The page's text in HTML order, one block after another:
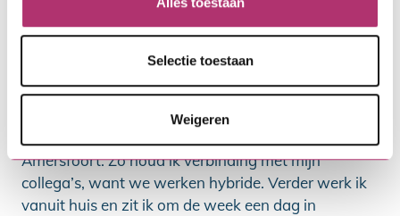
Selectie toestaan
Weigeren
doen. Van mijn collega’s steek ik ook veel op. Zo
leren we van elkaars ervaring.”
Vrijheid in werktijden en locatie
Amersfoort. Zo houd ik verbinding met mijn
collega’s, want we werken hybride. Verder werk ik
vanuit huis en zit ik om de week een dag in